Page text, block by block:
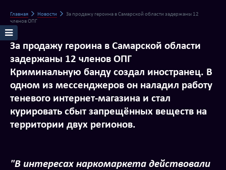
Главная Новости
За продажу героина в Самарской области задержаны 12
членов ОПГ
За продажу героина в Самарской области
задержаны 12 членов ОПГ
Криминальную банду создал иностранец. В
одном из мессенджеров он наладил работу
теневого интернет-магазина и стал
курировать сбыт запрещённых веществ на
территории двух регионов.
"В интересах наркомаркета действовали